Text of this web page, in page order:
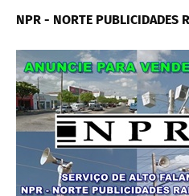
NPR - NORTE PUBLICIDADES